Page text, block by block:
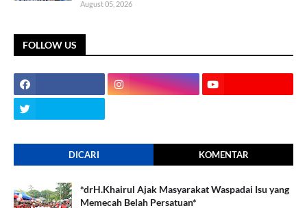
August 05, 2026
FOLLOW US
DICARI KOMENTAR
*drH.Khairul Ajak Masyarakat Waspadai Isu yang
Memecah Belah Persatuan*